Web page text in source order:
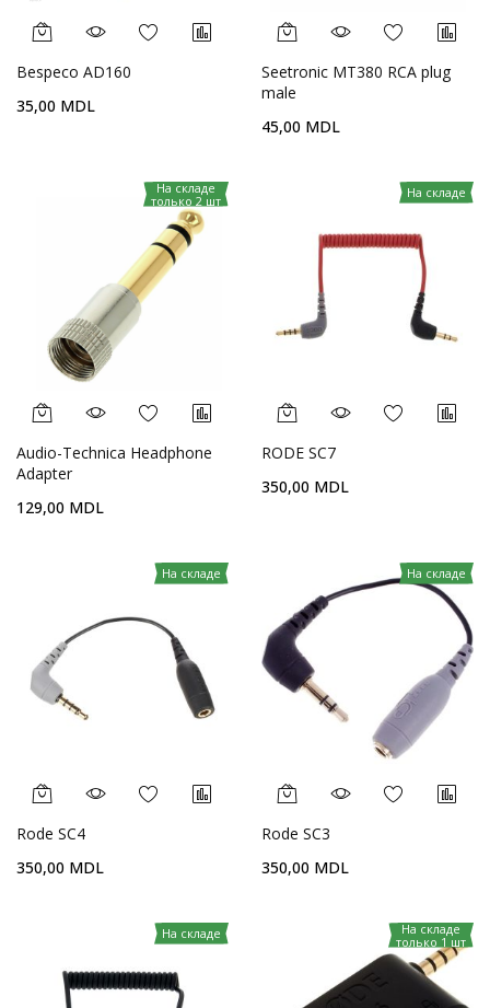
Bespeco AD160
35,00 MDL
Seetronic MT380 RCA plug
male
45,00 MDL
На складе
только 2 шт
Audio-Technica Headphone
Adapter
129,00 MDL
На складе
RODE SC7
350,00 MDL
На складе
Rode SC4
350,00 MDL
На складе
Rode SC3
350,00 MDL
На складе
На складе
только 1 шт